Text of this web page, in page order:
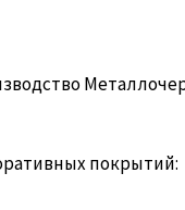
покрытий: